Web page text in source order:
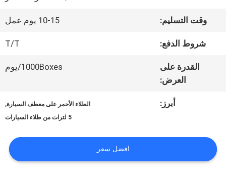
الجودة
طلب
وقت التسليم: 10-15 يوم عمل
شروط الدفع: T/T
القدرة على
العرض:
1000Boxes/يوم
أبرز: الطلاء الأحمر على معطف السيارة,
5 لترات من طلاء السيارات
افضل سعر